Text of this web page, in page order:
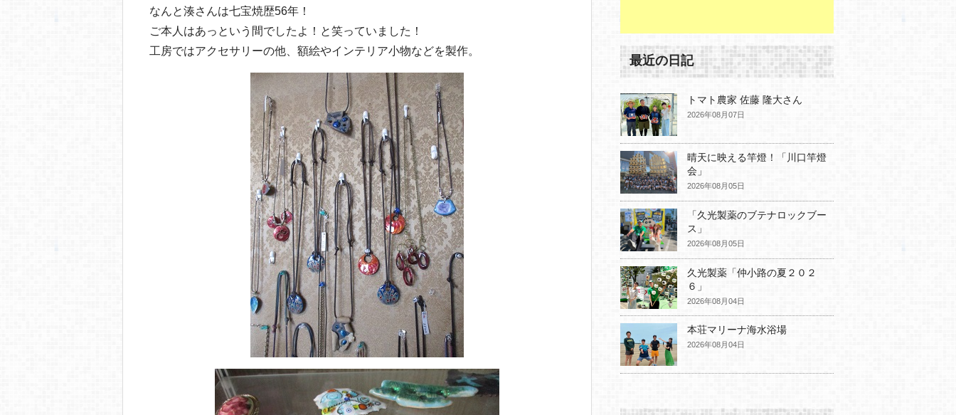
なんと湊さんは七宝焼歴56年！
ご本人はあっという間でしたよ！と笑っていました！
工房ではアクセサリーの他、額絵やインテリア小物などを製作。
最近の日記
トマト農家 佐藤 隆大さん
2026年08月07日
晴天に映える竿燈！「川口竿燈
会」
2026年08月05日
「久光製薬のブテナロックブー
ス」
2026年08月05日
久光製薬「仲小路の夏２０２
６」
2026年08月04日
本荘マリーナ海水浴場
2026年08月04日